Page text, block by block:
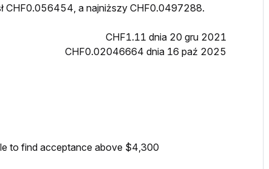
CHF0.056454, a najniższy CHF0.0497288.
CHF1.11 dnia 20 gru 2021
CHF0.02046664 dnia 16 paź 2025
to find acceptance above $4,300